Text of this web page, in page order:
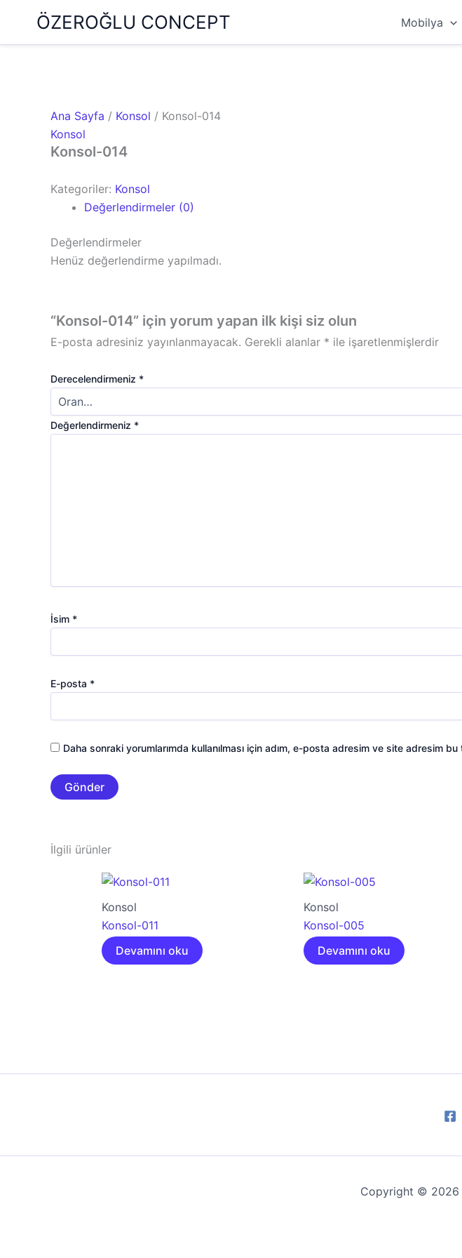
ÖZEROĞLU CONCEPT Mobilya
Ana Sayfa / Konsol / Konsol-014
Konsol
Konsol-014
Kategoriler: Konsol
Değerlendirmeler (0)
Değerlendirmeler
Henüz değerlendirme yapılmadı.
“Konsol-014” için yorum yapan ilk kişi siz olun
E-posta adresiniz yayınlanmayacak. Gerekli alanlar * ile işaretlenmişlerdir
Derecelendirmeniz *
Değerlendirmeniz *
İsim *
E-posta *
Daha sonraki yorumlarımda kullanılması için adım, e-posta adresim ve site adresim bu
İlgili ürünler
Konsol
Konsol-011
Devamını oku
Konsol
Konsol-005
Devamını oku
Copyright © 2026